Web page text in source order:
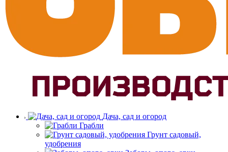
Дача, сад и огород
Грабли
Грунт садовый,
удобрения